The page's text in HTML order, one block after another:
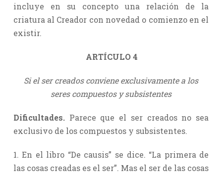
incluye en su concepto una relación de la
criatura al Creador con novedad o comienzo en el
existir.
ARTÍCULO 4
Si el ser creados conviene exclusivamente a los
seres compuestos y subsistentes
Dificultades.Parece que el ser creados no sea
exclusivo de los compuestos y subsistentes.
1. En el libro “De causis” se dice. “La primera de
las cosas creadas es el ser”. Mas el ser de las cosas